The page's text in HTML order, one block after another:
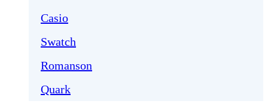
Casio
Swatch
Romanson
Quark